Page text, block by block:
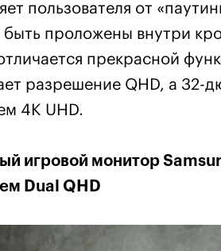
пользователя от
быть проложены внутри
прекрасной
разрешение QHD, а 32-
4K UHD.
игровой монитор
Dual QHD